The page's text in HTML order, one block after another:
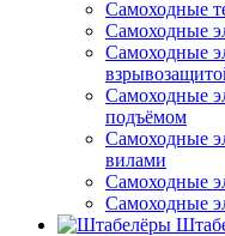
Самоходные
Самоходные
Самоходные
Самоходные
подъёмом
Самоходные
вилами
Самоходные
Самоходные